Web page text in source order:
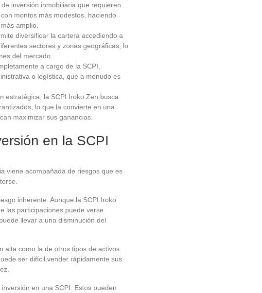
inversión inmobiliaria que requieren
montos más modestos, haciendo
amplio.
diversificar la cartera accediendo a
sectores y zonas geográficas, lo
del mercado.
a cargo de la SCPI,
o logística, que a menudo es
estratégica, la SCPI Iroko Zen busca
lo que la convierte en una
maximizar sus ganancias.
en la SCPI
viene acompañada de riesgos que es
inherente. Aunque la SCPI Iroko
las participaciones puede verse
llevar a una disminución del
alta como la de otros tipos de activos
ser difícil vender rápidamente sus
en una SCPI. Estos pueden